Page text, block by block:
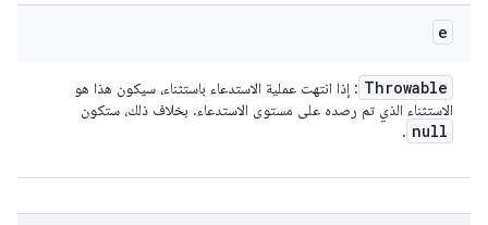
e
Throwable : إذا انتهت عملية الاستدعاء باستثناء، سيكون هذا هو
الاستثناء الذي تم رصده على مستوى الاستدعاء. بخلاف ذلك، ستكون
null
.